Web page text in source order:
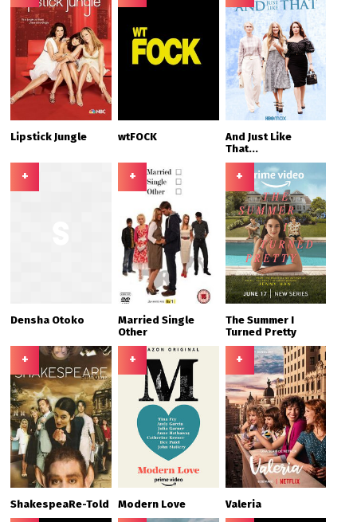
Lipstick Jungle wtFOCK
And Just Like
That...
+
Densha Otoko
+
Married Single
Other
+
The Summer I
Turned Pretty
+
ShakespeaRe-Told
+
Modern Love
+
Valeria